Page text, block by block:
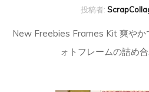
投稿者:
New Freebies Frames Kit 爽やか
ォトフレームの詰め